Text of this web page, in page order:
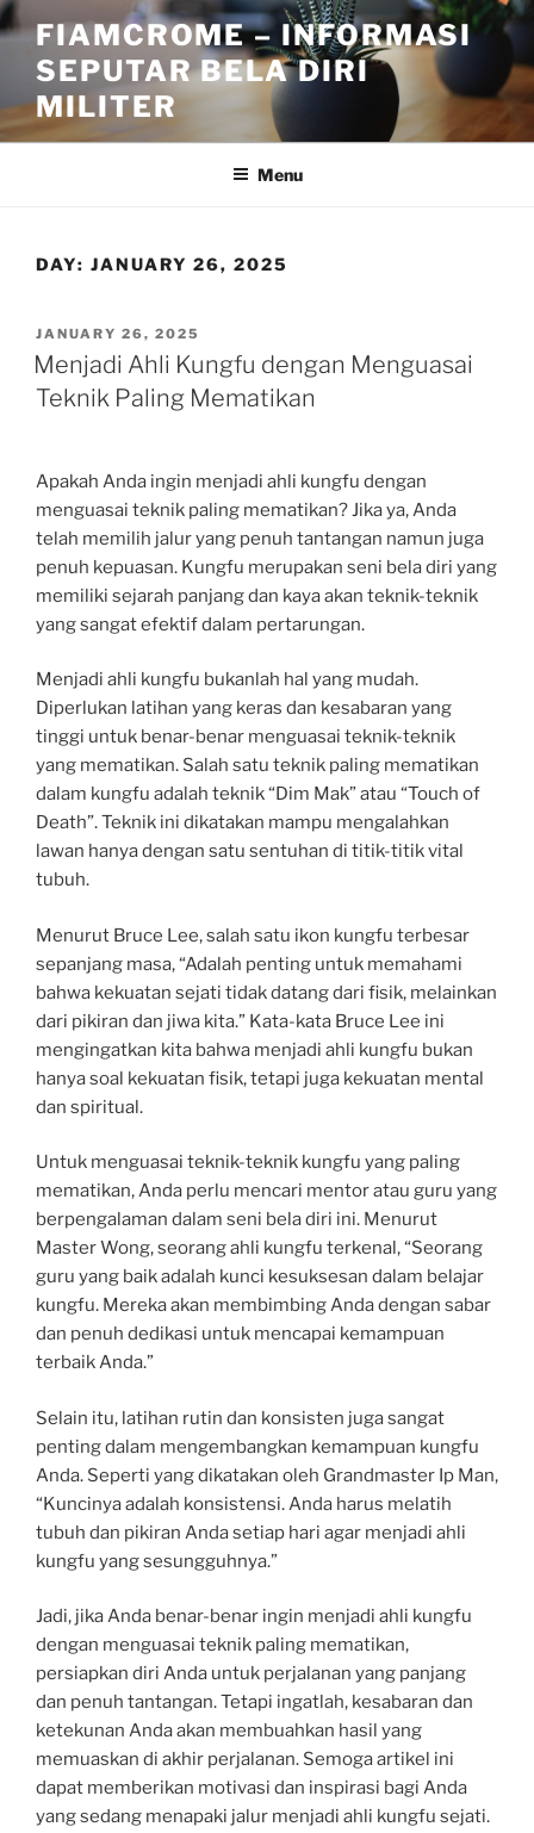
Skip
to
content
FIAMCROME – INFORMASI
SEPUTAR BELA DIRI
MILITER
Menu
DAY: JANUARY 26, 2025
POSTED
ON
JANUARY 26, 2025
Menjadi Ahli Kungfu dengan Menguasai
Teknik Paling Mematikan
Apakah Anda ingin menjadi ahli kungfu dengan
menguasai teknik paling mematikan? Jika ya, Anda
telah memilih jalur yang penuh tantangan namun juga
penuh kepuasan. Kungfu merupakan seni bela diri yang
memiliki sejarah panjang dan kaya akan teknik-teknik
yang sangat efektif dalam pertarungan.
Menjadi ahli kungfu bukanlah hal yang mudah.
Diperlukan latihan yang keras dan kesabaran yang
tinggi untuk benar-benar menguasai teknik-teknik
yang mematikan. Salah satu teknik paling mematikan
dalam kungfu adalah teknik “Dim Mak” atau “Touch of
Death”. Teknik ini dikatakan mampu mengalahkan
lawan hanya dengan satu sentuhan di titik-titik vital
tubuh.
Menurut Bruce Lee, salah satu ikon kungfu terbesar
sepanjang masa, “Adalah penting untuk memahami
bahwa kekuatan sejati tidak datang dari fisik, melainkan
dari pikiran dan jiwa kita.” Kata-kata Bruce Lee ini
mengingatkan kita bahwa menjadi ahli kungfu bukan
hanya soal kekuatan fisik, tetapi juga kekuatan mental
dan spiritual.
Untuk menguasai teknik-teknik kungfu yang paling
mematikan, Anda perlu mencari mentor atau guru yang
berpengalaman dalam seni bela diri ini. Menurut
Master Wong, seorang ahli kungfu terkenal, “Seorang
guru yang baik adalah kunci kesuksesan dalam belajar
kungfu. Mereka akan membimbing Anda dengan sabar
dan penuh dedikasi untuk mencapai kemampuan
terbaik Anda.”
Selain itu, latihan rutin dan konsisten juga sangat
penting dalam mengembangkan kemampuan kungfu
Anda. Seperti yang dikatakan oleh Grandmaster Ip Man,
“Kuncinya adalah konsistensi. Anda harus melatih
tubuh dan pikiran Anda setiap hari agar menjadi ahli
kungfu yang sesungguhnya.”
Jadi, jika Anda benar-benar ingin menjadi ahli kungfu
dengan menguasai teknik paling mematikan,
persiapkan diri Anda untuk perjalanan yang panjang
dan penuh tantangan. Tetapi ingatlah, kesabaran dan
ketekunan Anda akan membuahkan hasil yang
memuaskan di akhir perjalanan. Semoga artikel ini
dapat memberikan motivasi dan inspirasi bagi Anda
yang sedang menapaki jalur menjadi ahli kungfu sejati.